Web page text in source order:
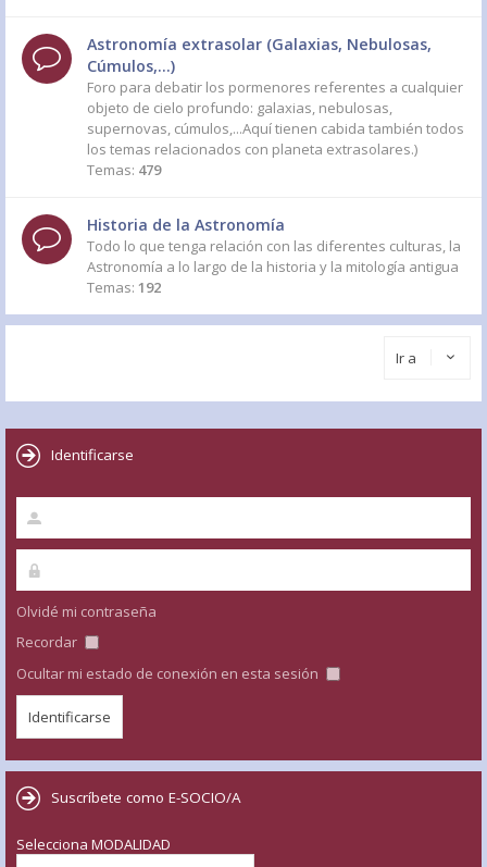
Astronomía extrasolar (Galaxias, Nebulosas,
Cúmulos,...)
Foro para debatir los pormenores referentes a cualquier
objeto de cielo profundo: galaxias, nebulosas,
supernovas, cúmulos,...Aquí tienen cabida también todos
los temas relacionados con planeta extrasolares.)
Temas: 479
Historia de la Astronomía
Todo lo que tenga relación con las diferentes culturas, la
Astronomía a lo largo de la historia y la mitología antigua
Temas: 192
Ir a
Identificarse
Olvidé mi contraseña
Recordar
Ocultar mi estado de conexión en esta sesión
Suscríbete como E-SOCIO/A
Selecciona MODALIDAD